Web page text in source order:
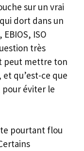
sur un vrai
dort dans un
ISO
très
peut mettre ton
qu’est-ce que
éviter le
pourtant flou